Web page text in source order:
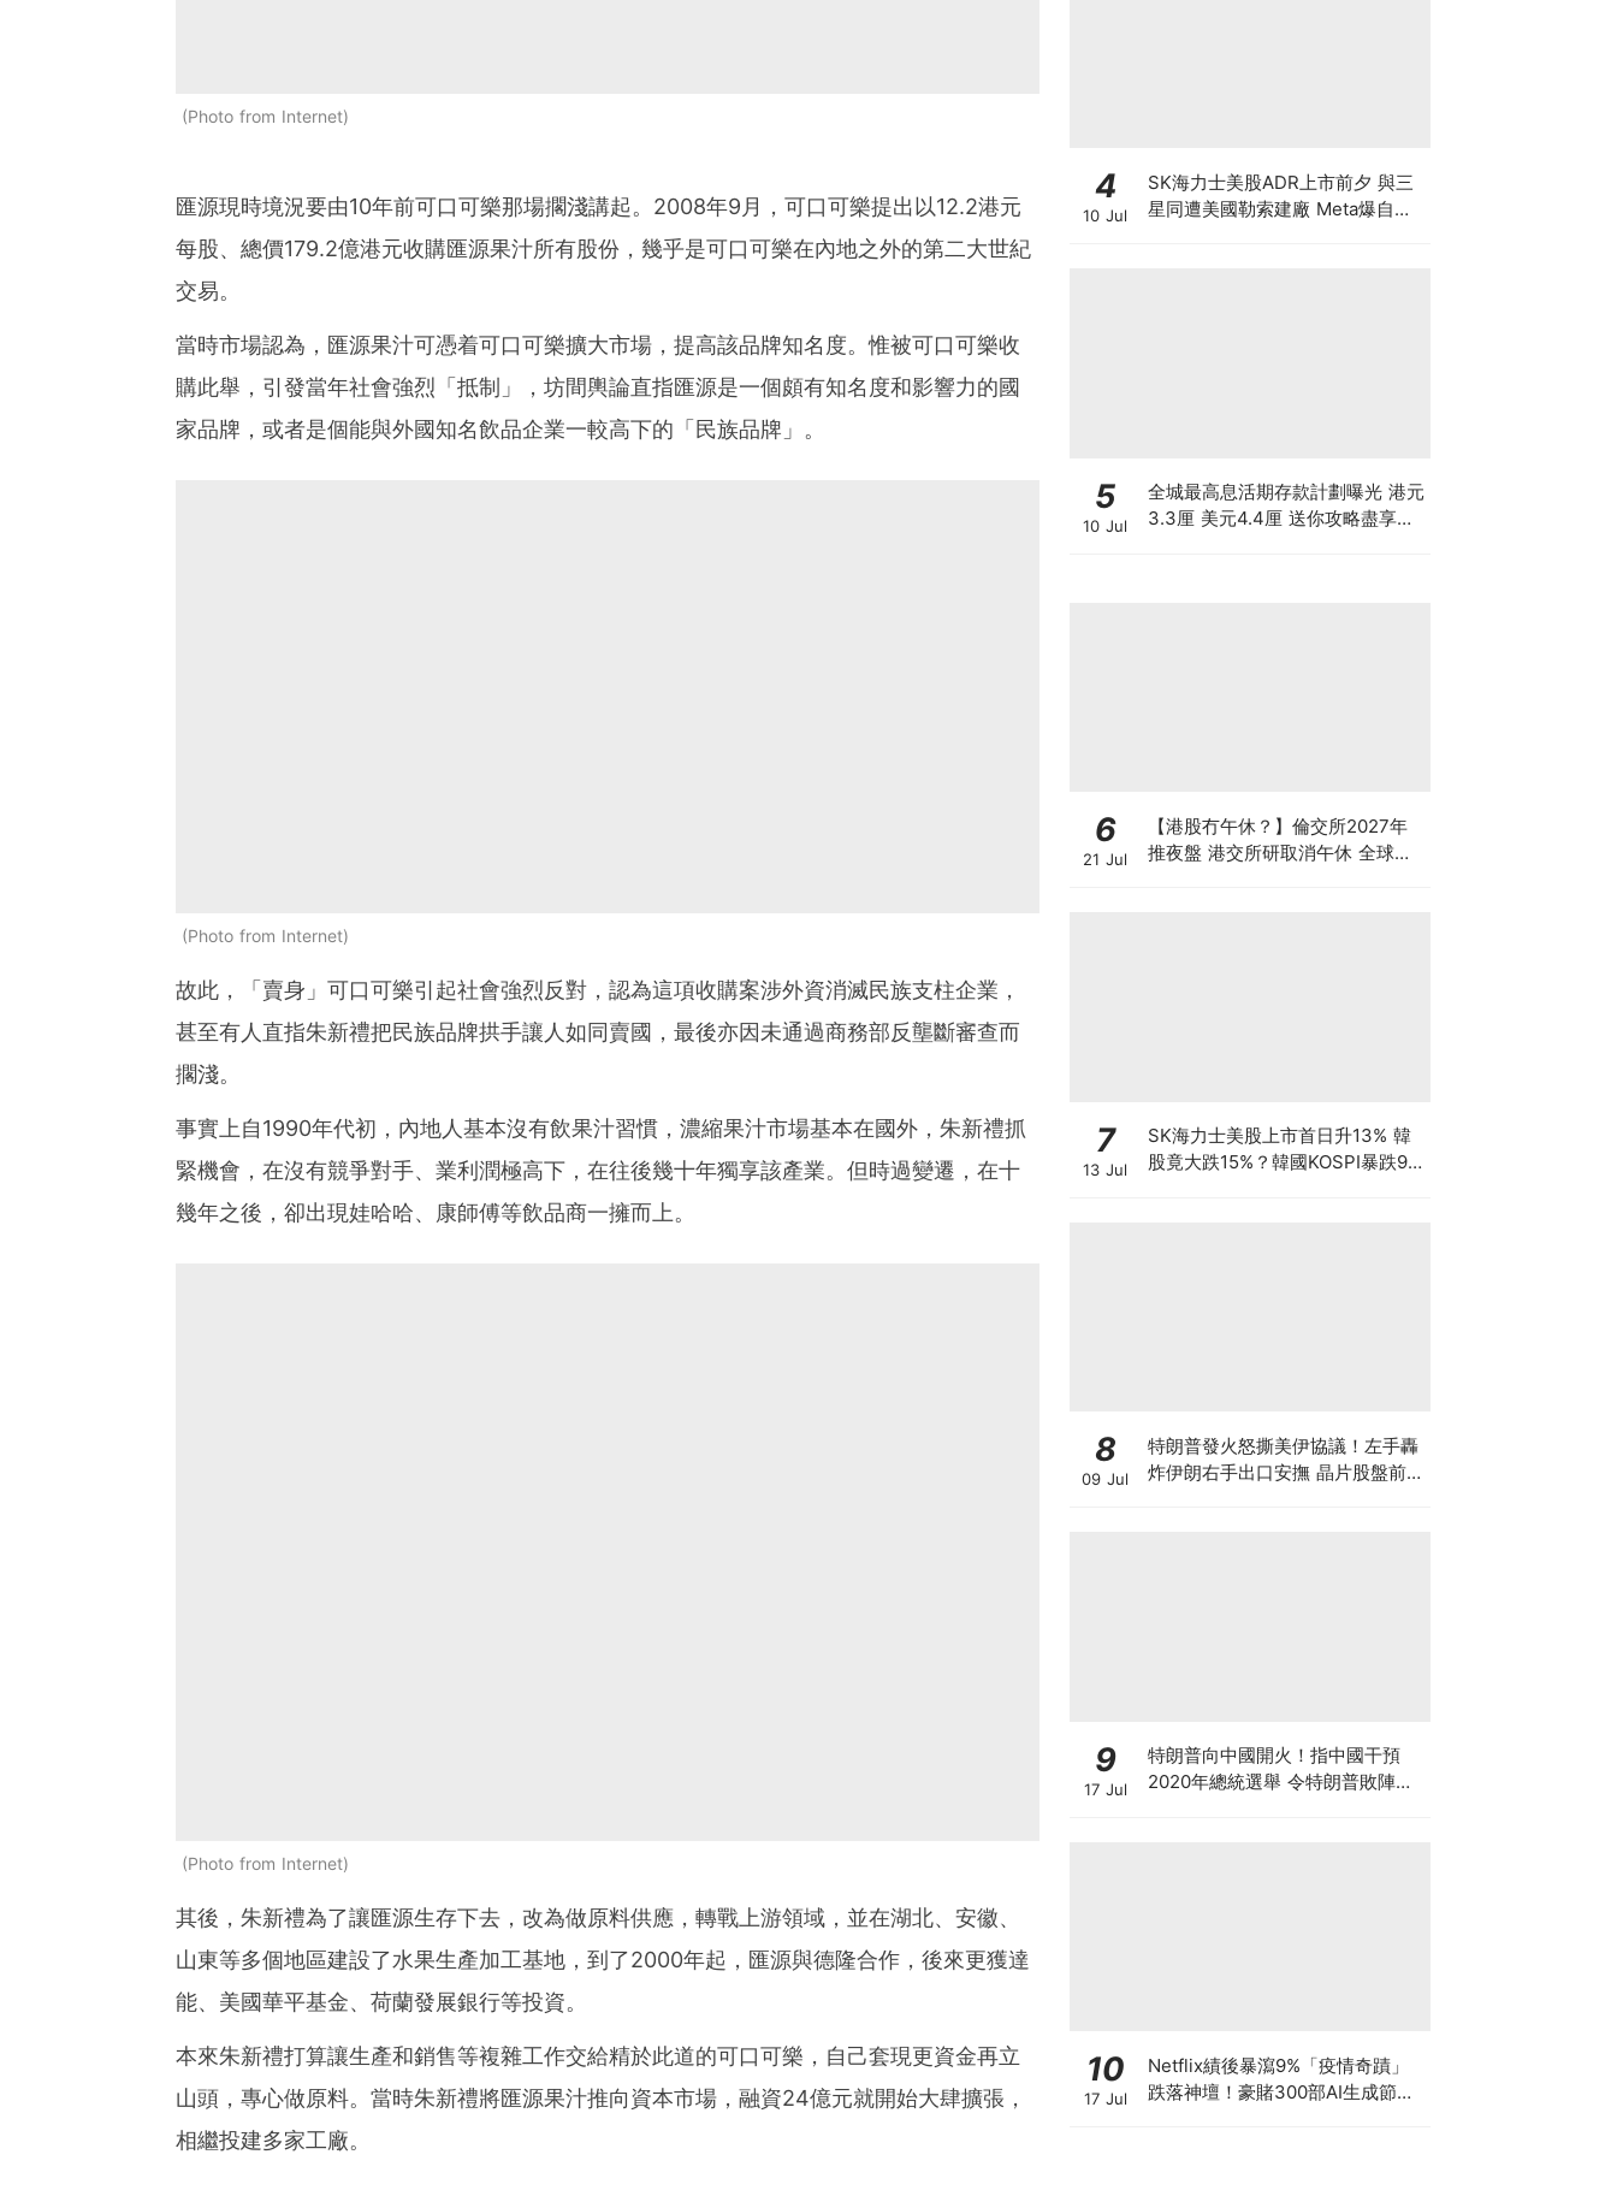
Photo from Internet
匯源現時境況要由10年前可口可樂那場擱淺講起。2008年9月，可口可樂提出以12.2港元
每股、總價179.2億港元收購匯源果汁所有股份，幾乎是可口可樂在內地之外的第二大世紀
交易。
當時市場認為，匯源果汁可憑着可口可樂擴大市場，提高該品牌知名度。惟被可口可樂收
購此舉，引發當年社會強烈「抵制」，坊間輿論直指匯源是一個頗有知名度和影響力的國
家品牌，或者是個能與外國知名飲品企業一較高下的「民族品牌」。
Photo from Internet
故此，「賣身」可口可樂引起社會強烈反對，認為這項收購案涉外資消滅民族支柱企業，
甚至有人直指朱新禮把民族品牌拱手讓人如同賣國，最後亦因未通過商務部反壟斷審查而
擱淺。
事實上自1990年代初，內地人基本沒有飲果汁習慣，濃縮果汁市場基本在國外，朱新禮抓
緊機會，在沒有競爭對手、業利潤極高下，在往後幾十年獨享該產業。但時過變遷，在十
幾年之後，卻出現娃哈哈、康師傅等飲品商一擁而上。
Photo from Internet
其後，朱新禮為了讓匯源生存下去，改為做原料供應，轉戰上游領域，並在湖北、安徽、
山東等多個地區建設了水果生產加工基地，到了2000年起，匯源與德隆合作，後來更獲達
能、美國華平基金、荷蘭發展銀行等投資。
本來朱新禮打算讓生產和銷售等複雜工作交給精於此道的可口可樂，自己套現更資金再立
山頭，專心做原料。當時朱新禮將匯源果汁推向資本市場，融資24億元就開始大肆擴張，
相繼投建多家工廠。
4
10 Jul
SK海力士美股ADR上市前夕 與三
星同遭美國勒索建廠 Meta爆自研
5
10 Jul
全城最高息活期存款計劃曝光 港元
3.3厘 美元4.4厘 送你攻略盡享高
6
21 Jul
【港股冇午休？】倫交所2027年
推夜盤 港交所研取消午休 全球交
7
13 Jul
SK海力士美股上市首日升13% 韓
股竟大跌15%？韓國KOSPI暴跌9%
8
09 Jul
特朗普發火怒撕美伊協議！左手轟
炸伊朗右手出口安撫 晶片股盤前暴
9
17 Jul
特朗普向中國開火！指中國干預
2020年總統選舉 令特朗普敗陣無
10
17 Jul
Netflix績後暴瀉9%「疫情奇蹟」
跌落神壇！豪賭300部AI生成節目